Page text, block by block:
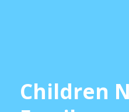
Children